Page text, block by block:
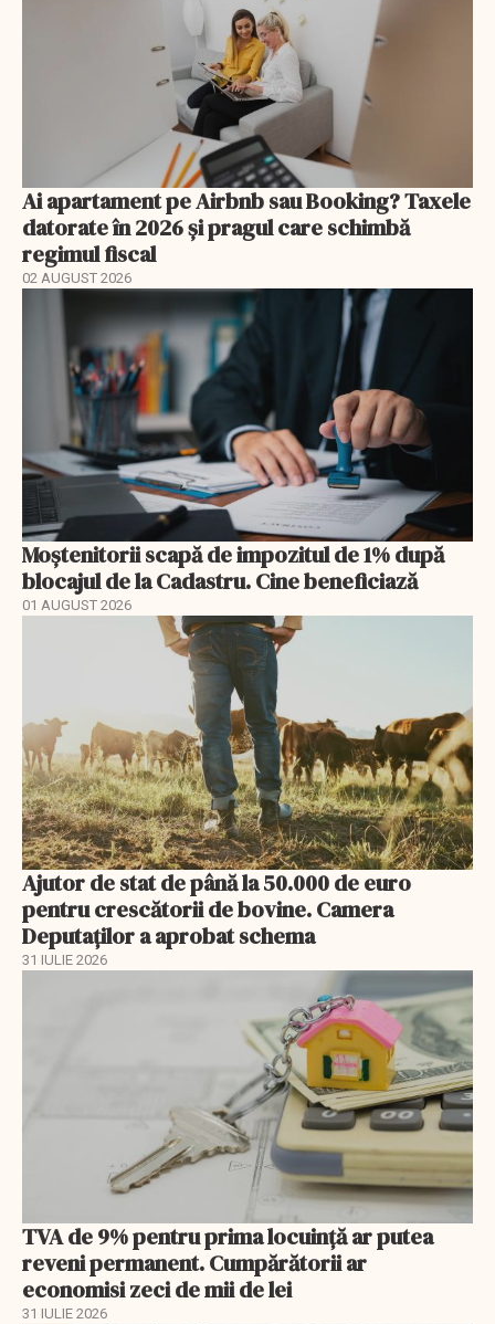
Ai apartament pe Airbnb sau Booking? Taxele
datorate în 2026 și pragul care schimbă
regimul fiscal
02 AUGUST 2026
Moștenitorii scapă de impozitul de 1% după
blocajul de la Cadastru. Cine beneficiază
01 AUGUST 2026
Ajutor de stat de până la 50.000 de euro
pentru crescătorii de bovine. Camera
Deputaților a aprobat schema
31 IULIE 2026
TVA de 9% pentru prima locuință ar putea
reveni permanent. Cumpărătorii ar
economisi zeci de mii de lei
31 IULIE 2026